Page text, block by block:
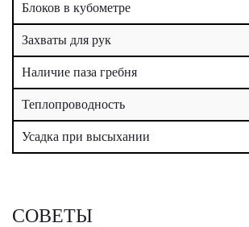
Блоков в кубометре
Захваты для рук
Наличие паза гребня
Теплопроводность
Усадка при высыхании
СОВЕТЫ